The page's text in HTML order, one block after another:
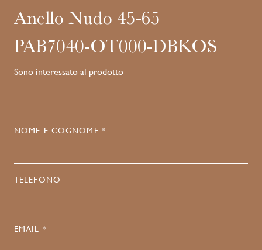
Anello Nudo 45-65
PAB7040-OT000-DBKOS
Sono interessato al prodotto
NOME E COGNOME *
TELEFONO
EMAIL *